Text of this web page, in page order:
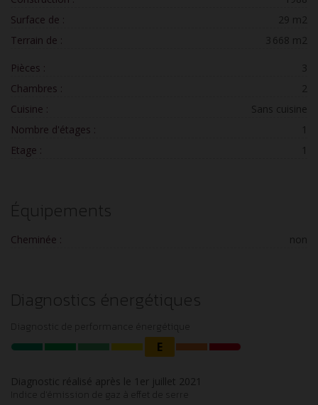
Surface de :
29 m2
Terrain de :
3 668 m2
Pièces :
3
Chambres :
2
Cuisine :
Sans cuisine
Nombre d'étages :
1
Etage :
1
Équipements
Cheminée : non
Diagnostics énergétiques
Diagnostic de performance énergétique
E
Diagnostic réalisé après le 1er juillet 2021
Indice d'émission de gaz à effet de serre